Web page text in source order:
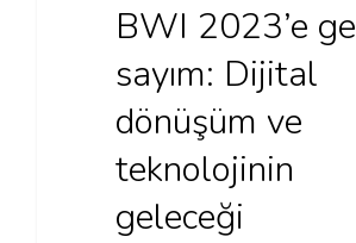
BWI 2023’e
sayım: Dijital
dönüşüm ve
teknolojinin
geleceği